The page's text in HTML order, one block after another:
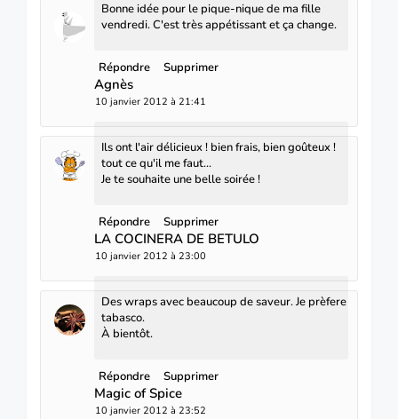
Bonne idée pour le pique-nique de ma fille
vendredi. C'est très appétissant et ça change.
Répondre Supprimer
Agnès
10 janvier 2012 à 21:41
Ils ont l'air délicieux ! bien frais, bien goûteux !
tout ce qu'il me faut...
Je te souhaite une belle soirée !
Répondre Supprimer
LA COCINERA DE BETULO
10 janvier 2012 à 23:00
Des wraps avec beaucoup de saveur. Je prèfere
tabasco.
À bientôt.
Répondre Supprimer
Magic of Spice
10 janvier 2012 à 23:52